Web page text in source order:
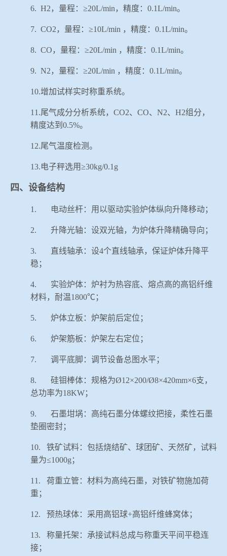
6. H2 ，量程：≥20L/min ，精度： 0.1L/min。
7. CO2 ，量程：≥10L/min ，精度： 0.1L/min。
8. CO ，量程：≥20L/min ，精度： 0.1L/min。
9. N2 ，量程：≥20L/min ，精度： 0.1L/min。
10.增加试样实时称重系统。
11.尾气成分分析系统， CO2、 CO、 N2、 H2组分，
精度达到 0.5%。
12.尾气温度检测。
13.电子秤选用≥30kg/0.1g
四、设备结构
1. 电动丝杆：用以驱动实验炉体纵向升降移动；
2. 升降光轴：设双光轴，为炉体升降精确导向；
3. 直线轴承：设4个直线轴承，保证炉体升降平
稳；
4. 实验炉体：炉衬为热容底、熔点高的高铝纤维
材料，耐温1800℃；
5. 炉体立板：炉架前后定位；
6. 炉架筋板：炉架左右定位；
7. 调平底脚：调节设备总图水平；
8. 硅钼棒体：规格为Ø12×200/Ø8×420mm×6支，
总功率为18KW；
9. 石墨坩埚：高纯石墨分体螺纹把接，柔性石墨
垫圈密封；
10. 铁矿试料：包括烧结矿、球团矿、天然矿，试料
量为≤1000g ；
11. 荷重立管：材料为高纯石墨，对铁矿物施加荷
重；
12. 预热球体：采用高铝球+高铝纤维蜂窝体；
13. 称量托架：承接试料总成与称重天平间平稳连
接；